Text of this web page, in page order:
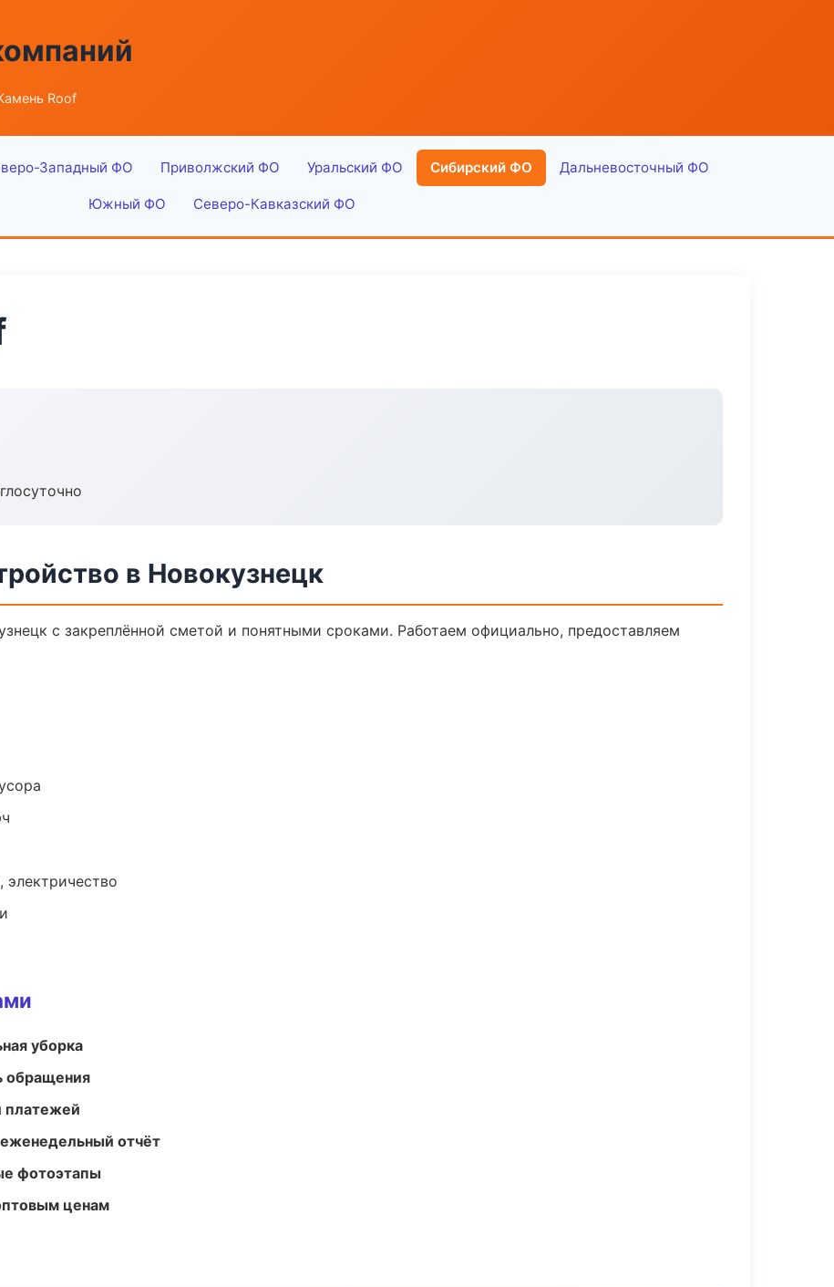
Roof
Западный ФО Приволжский ФО Уральский ФО Сибирский ФО Дальневосточный ФО
Южный ФО Северо-Кавказский ФО
в Новокузнецк
с закреплённой сметой и понятными сроками. Работаем официально, предоставляем
уборка
обращения
платежей
отчёт
фотоэтапы
ценам